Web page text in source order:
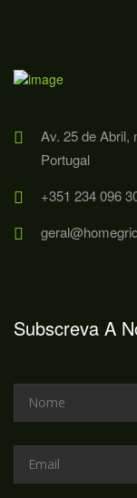
Av. 25 de Abril,
Portugal
+351 234 096
Subscreva A